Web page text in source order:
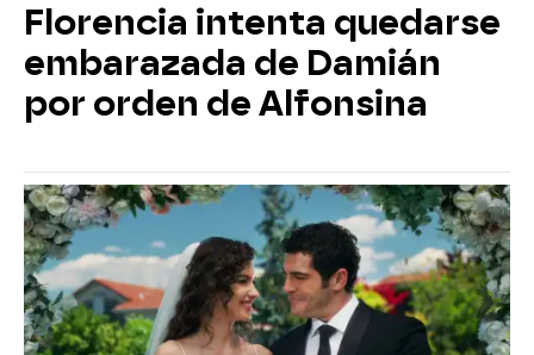
Florencia intenta quedarse
embarazada de Damián
por orden de Alfonsina